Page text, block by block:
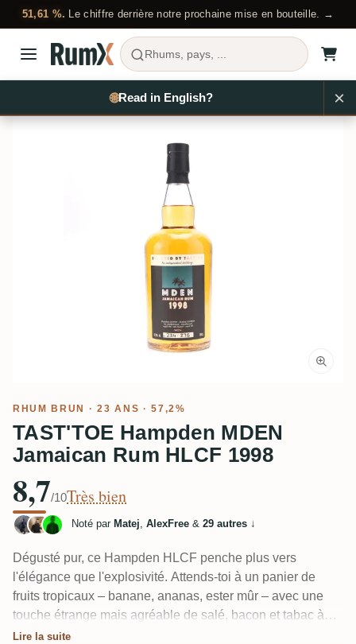
51,61 %. Le chiffre derrière notre prochaine mise en bouteille. →
Rhums, pays, ...
Jamaïque Hampden
RHUM BRUN · 23 ANS · 57,2%
TAST'TOE Hampden MDEN
Jamaican Rum HLCF 1998
8,7/10Très bien
Noté par Matej, AlexFree & 29 autres ↓
Dégusté pur, ce Hampden HLCF penche plus vers
l'élégance que l'explosivité. Attends-toi à un panier de
fruits tropicaux – banane, ananas, ester mûr – avec une
touche étrange mais agréable de salé, bacon et tabac à
pipe en dessous. Il est assez sec et légèrement amer en
Lire la suite
EN